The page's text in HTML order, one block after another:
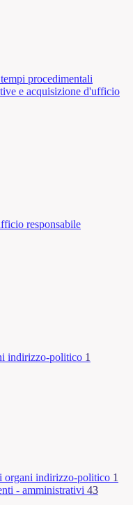
procedimentali
e acquisizione d'ufficio
responsabile
indirizzo-politico 1
organi indirizzo-politico 1
- amministrativi 43